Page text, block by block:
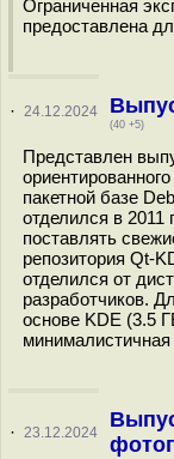
Ограниченная
предоставлена
· 24.12.2024
(40 +5)
Представлен
пакетной базе
отделился в 2011
поставлять
репозитория Qt-
отделился от
разработчиков.
основе KDE (3.5
· 23.12.2024